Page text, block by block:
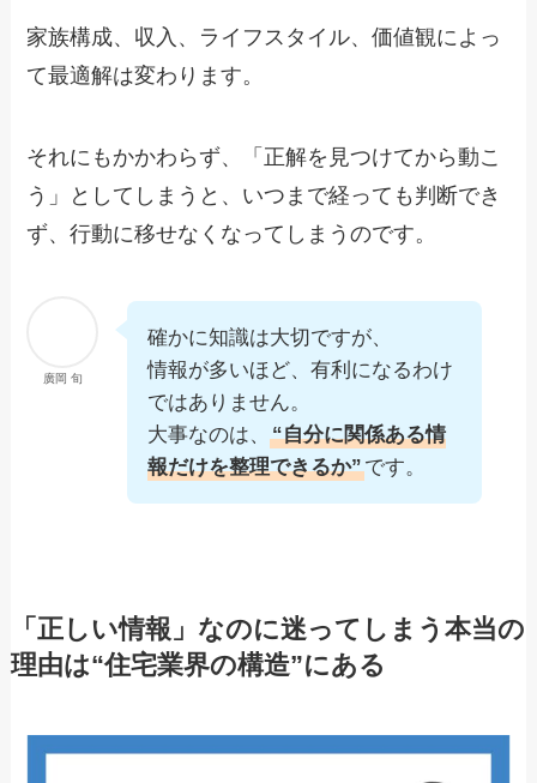
家族構成、収入、ライフスタイル、価値観によっ
て最適解は変わります。
それにもかかわらず、「正解を見つけてから動こ
う」としてしまうと、いつまで経っても判断でき
ず、行動に移せなくなってしまうのです。
廣岡 旬
確かに知識は大切ですが、
情報が多いほど、有利になるわけ
ではありません。
大事なのは、“自分に関係ある情
報だけを整理できるか”です。
「正しい情報」なのに迷ってしまう本当の
理由は“住宅業界の構造”にある